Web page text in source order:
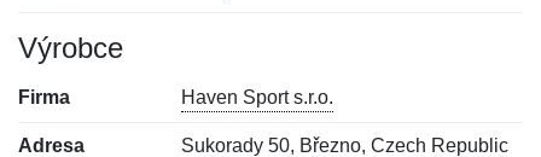
Výrobce
Firma Haven Sport s.r.o.
Adresa Sukorady 50, Březno, Czech Republic